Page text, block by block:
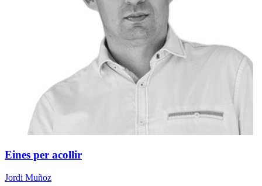
Eines per acollir
Jordi Muñoz